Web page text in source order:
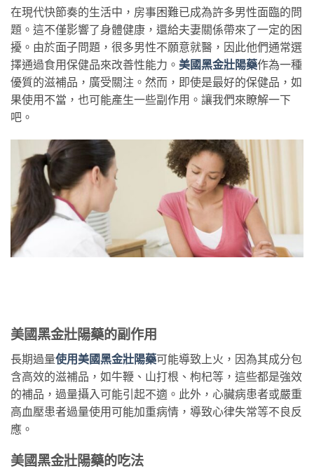
在現代快節奏的生活中，房事困難已成為許多男性面臨的問
題。這不僅影響了身體健康，還給夫妻關係帶來了一定的困
擾。由於面子問題，很多男性不願意就醫，因此他們通常選
擇通過食用保健品來改善性能力。 美國黑金壯陽藥作為一種
優質的滋補品，廣受關注。然而，即使是最好的保健品，如
果使用不當，也可能產生一些副作用。讓我們來瞭解一下
吧。
美國黑金壯陽藥的副作用
長期過量使用美國黑金壯陽藥可能導致上火，因為其成分包
含高效的滋補品，如牛鞭、山打根、枸杞等，這些都是強效
的補品，過量攝入可能引起不適。此外，心臟病患者或嚴重
高血壓患者過量使用可能加重病情，導致心律失常等不良反
應。
美國黑金壯陽藥的吃法